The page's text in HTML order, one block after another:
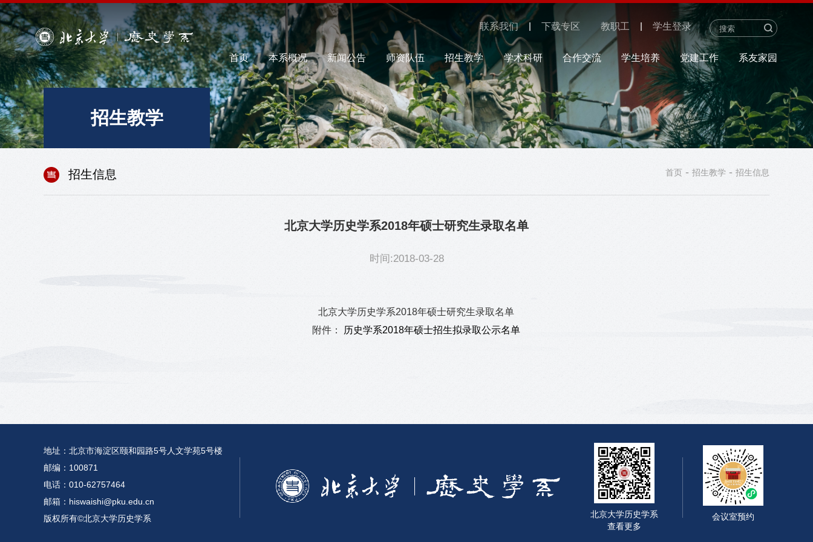
联系我们 下载专区 教职工 学生登录
首页 本系概况 新闻公告 师资队伍 招生教学 学术科研 合作交流 学生培养 党建工作 系友家园
招生教学
招生信息 首页 - 招生教学 - 招生信息
北京大学历史学系2018年硕士研究生录取名单
时间:2018-03-28
北京大学历史学系2018年硕士研究生录取名单
附件：
历史学系2018年硕士招生拟录取公示名单
北京大学历史学系
查看更多
地址：北京市海淀区颐和园路5号人文学苑5号楼
邮编：100871
电话：010-62757464
邮箱：hiswaishi@pku.edu.cn
版权所有©北京大学历史学系
会议室预约